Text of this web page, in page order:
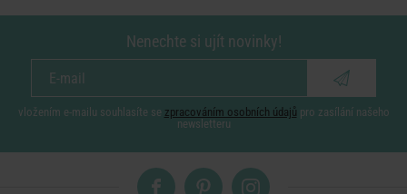
Nenechte si ujít novinky!
vložením e-mailu souhlasíte se zpracováním osobních údajů pro zasílání našeho
newsletteru